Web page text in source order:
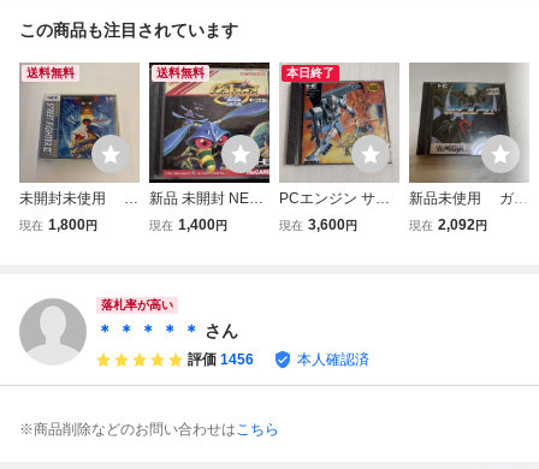
この商品も注目されています
送料無料
未開封未使用 P
Cエンジン HuCA
現在 1,800円
送料無料
新品 未開封 NEC
PCエンジン HuC
ngine
現在 1,400円
本日終了
PCエンジン サイ
バーナイト 未開封
現在 3,600円
新品未使用 ガイ
フレーム PCエン
現在 2,092円
落札率が高い
＊ ＊ ＊ ＊ ＊ さん
評価 1456 本人確認済
※商品削除などのお問い合わせはこちら